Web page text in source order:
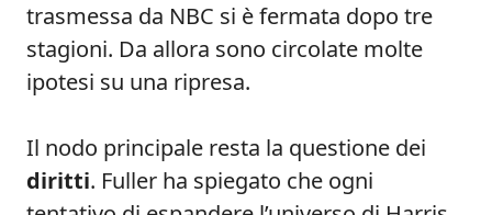
trasmessa da NBC si è fermata dopo tre
stagioni. Da allora sono circolate molte
ipotesi su una ripresa.
Il nodo principale resta la questione dei
diritti. Fuller ha spiegato che ogni